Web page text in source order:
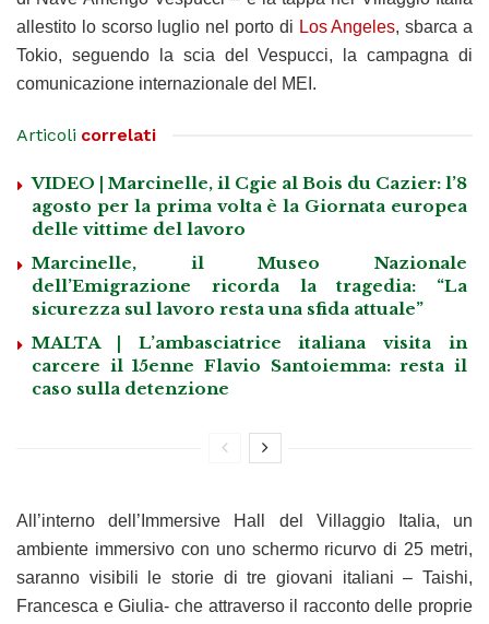
allestito lo scorso luglio nel porto di Los Angeles, sbarca a
Tokio, seguendo la scia del Vespucci, la campagna di
comunicazione internazionale del MEI.
Articoli correlati
VIDEO | Marcinelle, il Cgie al Bois du Cazier: l’8
agosto per la prima volta è la Giornata europea
delle vittime del lavoro
Marcinelle, il Museo Nazionale
dell’Emigrazione ricorda la tragedia: “La
sicurezza sul lavoro resta una sfida attuale”
MALTA | L’ambasciatrice italiana visita in
carcere il 15enne Flavio Santoiemma: resta il
caso sulla detenzione
All’interno dell’Immersive Hall del Villaggio Italia, un
ambiente immersivo con uno schermo ricurvo di 25 metri,
saranno visibili le storie di tre giovani italiani – Taishi,
Francesca e Giulia- che attraverso il racconto delle proprie